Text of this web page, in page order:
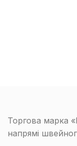
Торгова марка
напрямі